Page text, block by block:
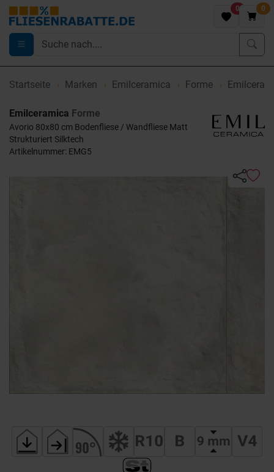
0 0
Startseite Marken Emilceramica Forme
Emilceramica Forme
Avorio 80x80 cm Bodenfliese / Wandfliese Matt
Strukturiert Silktech
Artikelnummer: EMG5